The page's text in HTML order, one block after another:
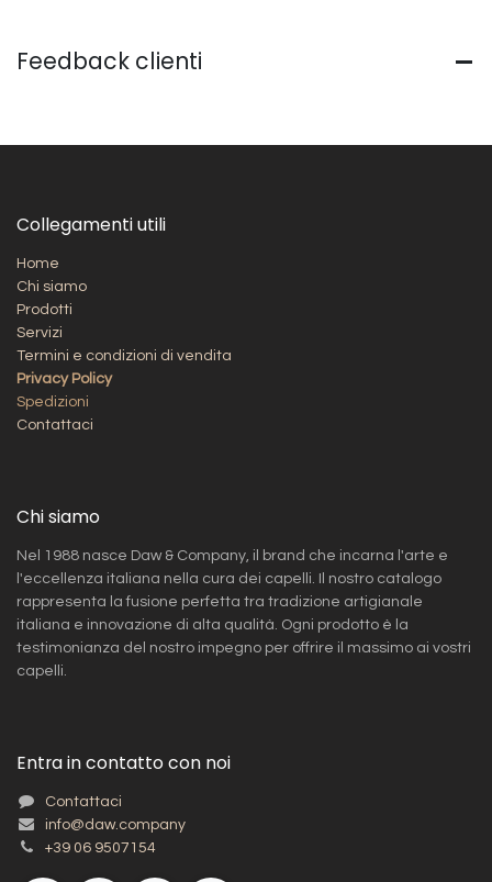
Feedback clienti
Collegamenti utili
Home
Chi siamo
Prodotti
Servizi
Termini e condizioni di vendita
Privacy Policy
Spedizioni​
Contattaci
Chi siamo
Nel 1988 nasce Daw & Company, il brand che incarna l'arte e
l'eccellenza italiana nella cura dei capelli. Il nostro catalogo
rappresenta la fusione perfetta tra tradizione artigianale
italiana e innovazione di alta qualità. Ogni prodotto è la
testimonianza del nostro impegno per offrire il massimo ai vostri
capelli.
Entra in contatto con noi
Contattaci
info@daw.company
+39 06 9507154